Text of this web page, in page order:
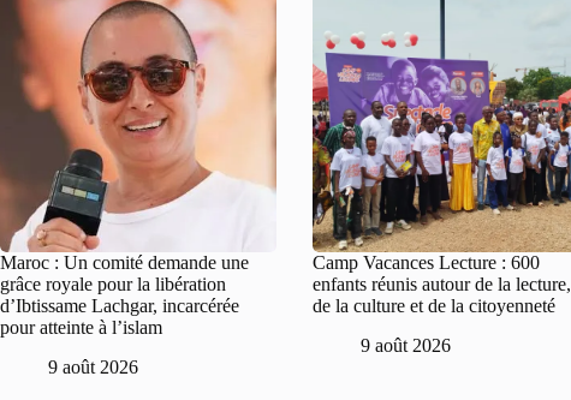
Maroc : Un comité demande une
grâce royale pour la libération
d’Ibtissame Lachgar, incarcérée
pour atteinte à l’islam
9 août 2026
Camp Vacances Lecture : 600
enfants réunis autour de la lecture,
de la culture et de la citoyenneté
9 août 2026